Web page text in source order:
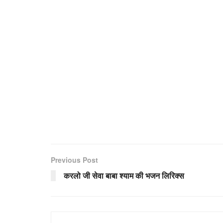
Previous Post
करलो जी सेवा बाबा श्याम की भजन लिरिक्स